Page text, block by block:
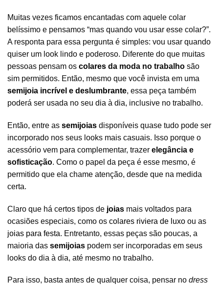
Muitas vezes ficamos encantadas com aquele colar
belíssimo e pensamos “mas quando vou usar esse colar?”.
A responta para essa pergunta é simples: vou usar quando
quiser um look lindo e poderoso. Diferente do que muitas
pessoas pensam os colares da moda no trabalho são
sim permitidos. Então, mesmo que você invista em uma
semijoia incrível e deslumbrante, essa peça também
poderá ser usada no seu dia à dia, inclusive no trabalho.
Então, entre as semijoias disponíveis quase tudo pode ser
incorporado nos seus looks mais casuais. Isso porque o
acessório vem para complementar, trazer elegância e
sofisticação. Como o papel da peça é esse mesmo, é
permitido que ela chame atenção, desde que na medida
certa.
Claro que há certos tipos de joias mais voltados para
ocasiões especiais, como os colares riviera de luxo ou as
joias para festa. Entretanto, essas peças são poucas, a
maioria das semijoias podem ser incorporadas em seus
looks do dia à dia, até mesmo no trabalho.
Para isso, basta antes de qualquer coisa, pensar no dress